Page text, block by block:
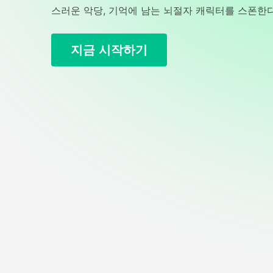
스러운 악당, 기억에 남는 뇌절자 캐릭터를 스폰한
지금 시작하기